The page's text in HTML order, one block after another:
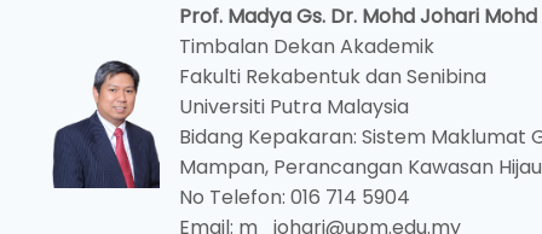
Prof. Madya Gs. Dr. Mohd Johari Mohd
Timbalan Dekan Akademik
Fakulti Rekabentuk dan Senibina
Universiti Putra Malaysia
Bidang Kepakaran: Sistem Maklumat
Mampan, Perancangan Kawasan Hijau
No Telefon: 016 714 5904
Email: m_johari@upm.edu.my